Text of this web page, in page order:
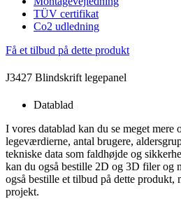
TÜV certifikat
Co2 udledning
Få et tilbud på dette produkt
J3427 Blindskrift legepanel
Datablad
I vores datablad kan du se meget mere
legeværdierne, antal brugere,
tekniske data som faldhøjde og
kan du også bestille 2D og 3D filer og
også bestille et tilbud på dette produkt,
projekt.